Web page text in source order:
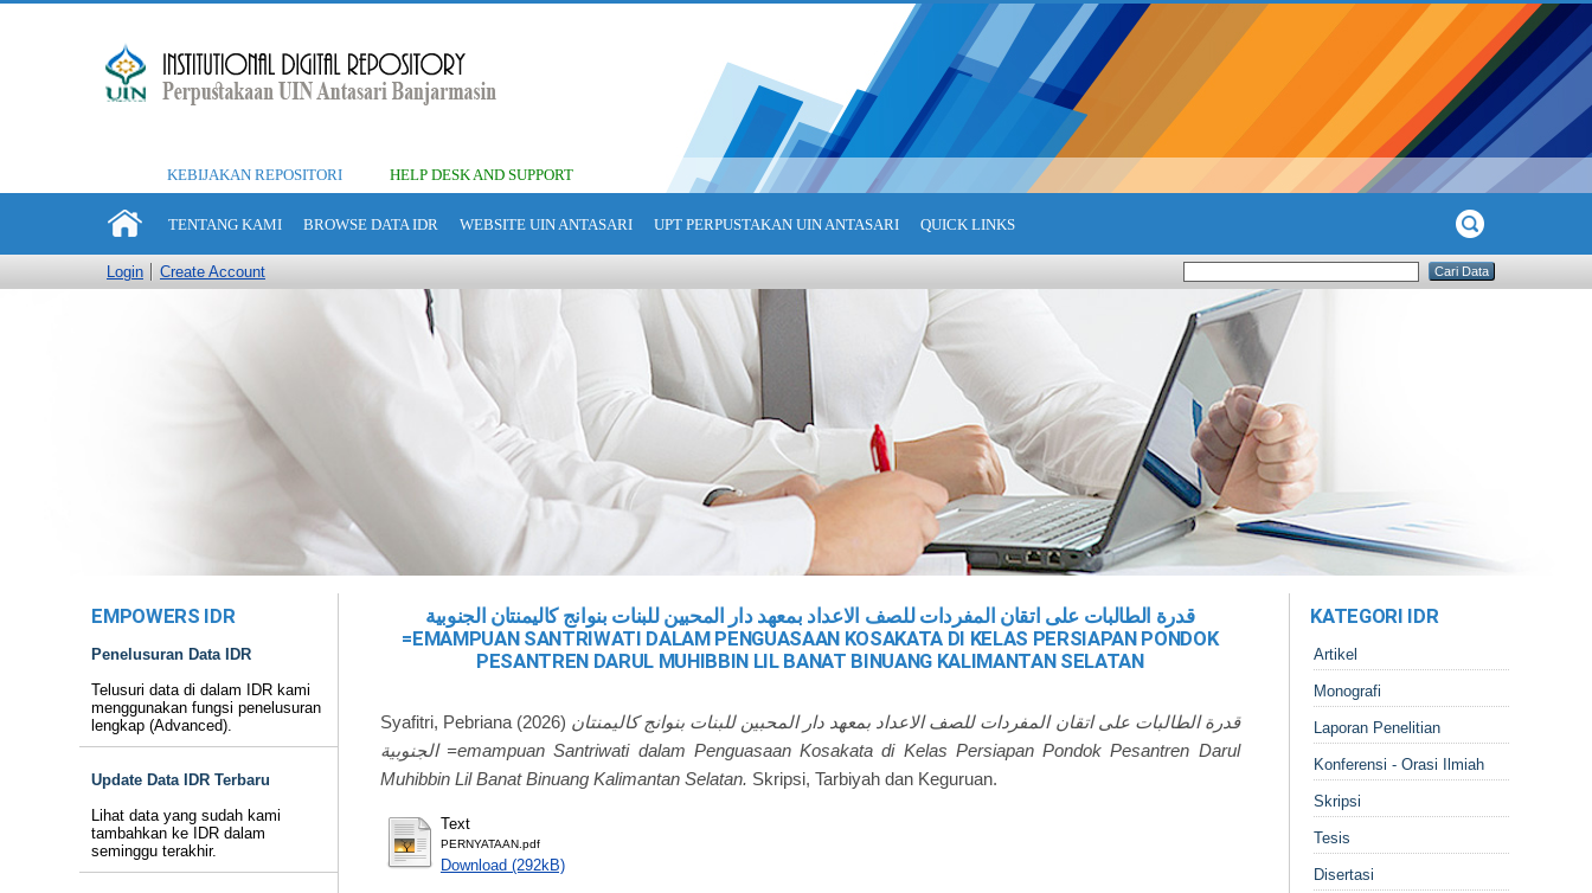
KEBIJAKAN REPOSITORI HELP DESK AND SUPPORT
TENTANG KAMI BROWSE DATA IDR WEBSITE UIN ANTASARI UPT PERPUSTAKAN UIN ANTASARI QUICK LINKS
Login Create Account
EMPOWERS IDR
Penelusuran Data IDR
Telusuri data di dalam IDR kami
menggunakan fungsi penelusuran
lengkap (Advanced).
Update Data IDR Terbaru
Lihat data yang sudah kami
tambahkan ke IDR dalam
seminggu terakhir.
قدرة الطالبات على اتقان المفردات للصف الاعداد بمعهد دار المحبين للبنات بنوانج كاليمنتان الجنوبية
=EMAMPUAN SANTRIWATI DALAM PENGUASAAN KOSAKATA DI KELAS PERSIAPAN PONDOK
PESANTREN DARUL MUHIBBIN LIL BANAT BINUANG KALIMANTAN SELATAN
Syafitri, Pebriana(2026) قدرة الطالبات على اتقان المفردات للصف الاعداد بمعهد دار المحبين للبنات بنوانج كاليمنتان
الجنوبية =emampuan Santriwati dalam Penguasaan Kosakata di Kelas Persiapan Pondok Pesantren Darul
Muhibbin Lil Banat Binuang Kalimantan Selatan. Skripsi, Tarbiyah dan Keguruan.
Text
PERNYATAAN.pdf
Download (292kB)
KATEGORI IDR
Artikel
Monografi
Laporan Penelitian
Konferensi - Orasi Ilmiah
Skripsi
Tesis
Disertasi